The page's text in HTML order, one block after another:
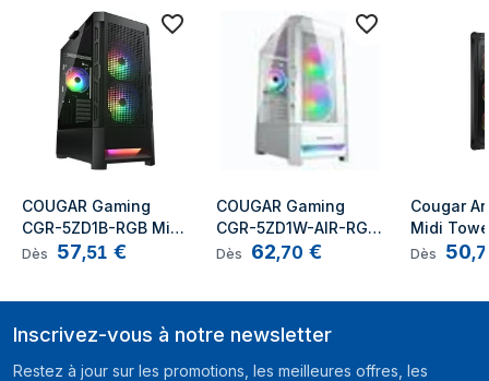
ventilateurs arrières
Ventilateurs
supérieurs
maximaux
Pris en charge des
diamètres des
supérieurs
Vitesse du
900 - 1100 tr/min
refroidissement
liquide
COUGAR Gaming
CGR-5ZD1B-RGB Midi
Tower Noir
Dès 57,51 €
COUGAR Gaming
CGR-5ZD1W-AIR-RGB
Midi Tower Blanc
Dès 62,70 €
Cougar
Midi
Dès 50,
Inscrivez-vous à notre newsletter
Restez à jour sur les promotions, les meilleures offres, les